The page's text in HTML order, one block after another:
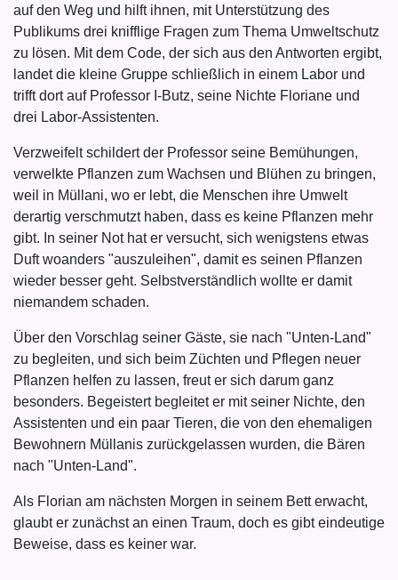
auf den Weg und hilft ihnen, mit Unterstützung des
Publikums drei knifflige Fragen zum Thema Umweltschutz
zu lösen. Mit dem Code, der sich aus den Antworten ergibt,
landet die kleine Gruppe schließlich in einem Labor und
trifft dort auf Professor I-Butz, seine Nichte Floriane und
drei Labor-Assistenten.
Verzweifelt schildert der Professor seine Bemühungen,
verwelkte Pflanzen zum Wachsen und Blühen zu bringen,
weil in Müllani, wo er lebt, die Menschen ihre Umwelt
derartig verschmutzt haben, dass es keine Pflanzen mehr
gibt. In seiner Not hat er versucht, sich wenigstens etwas
Duft woanders "auszuleihen", damit es seinen Pflanzen
wieder besser geht. Selbstverständlich wollte er damit
niemandem schaden.
Über den Vorschlag seiner Gäste, sie nach "Unten-Land"
zu begleiten, und sich beim Züchten und Pflegen neuer
Pflanzen helfen zu lassen, freut er sich darum ganz
besonders. Begeistert begleitet er mit seiner Nichte, den
Assistenten und ein paar Tieren, die von den ehemaligen
Bewohnern Müllanis zurückgelassen wurden, die Bären
nach "Unten-Land".
Als Florian am nächsten Morgen in seinem Bett erwacht,
glaubt er zunächst an einen Traum, doch es gibt eindeutige
Beweise, dass es keiner war.